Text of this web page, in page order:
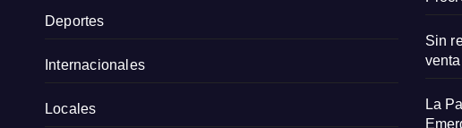
Deportes
Internacionales
Locales
Sin
La